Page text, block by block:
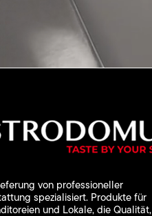
von professioneller
spezialisiert. Produkte für
und Lokale, die Qualität,